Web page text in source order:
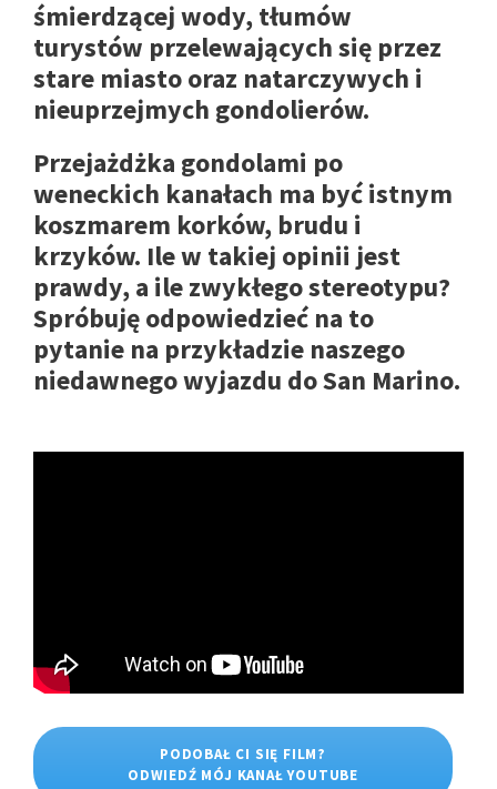
śmierdzącej wody, tłumów
turystów przelewających się przez
stare miasto oraz natarczywych i
nieuprzejmych gondolierów.
Przejażdżka gondolami po
weneckich kanałach ma być istnym
koszmarem korków, brudu i
krzyków. Ile w takiej opinii jest
prawdy, a ile zwykłego stereotypu?
Spróbuję odpowiedzieć na to
pytanie na przykładzie naszego
niedawnego wyjazdu do San Marino.
PODOBAŁ CI SIĘ FILM?
ODWIEDŹ MÓJ KANAŁ YOUTUBE